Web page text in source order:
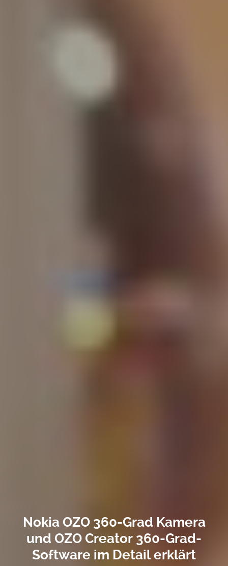
Nokia OZO 360-Grad Kamera
und OZO Creator 360-Grad-
Software im Detail erklärt